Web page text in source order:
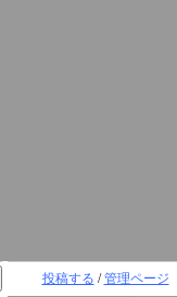
投稿する /管理ページ